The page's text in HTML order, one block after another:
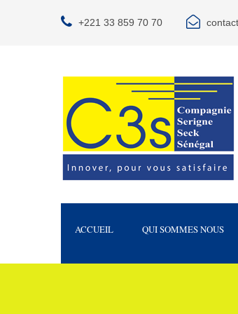
+221 33 859 70 70
ACCUEIL QUI SOMMES NOUS